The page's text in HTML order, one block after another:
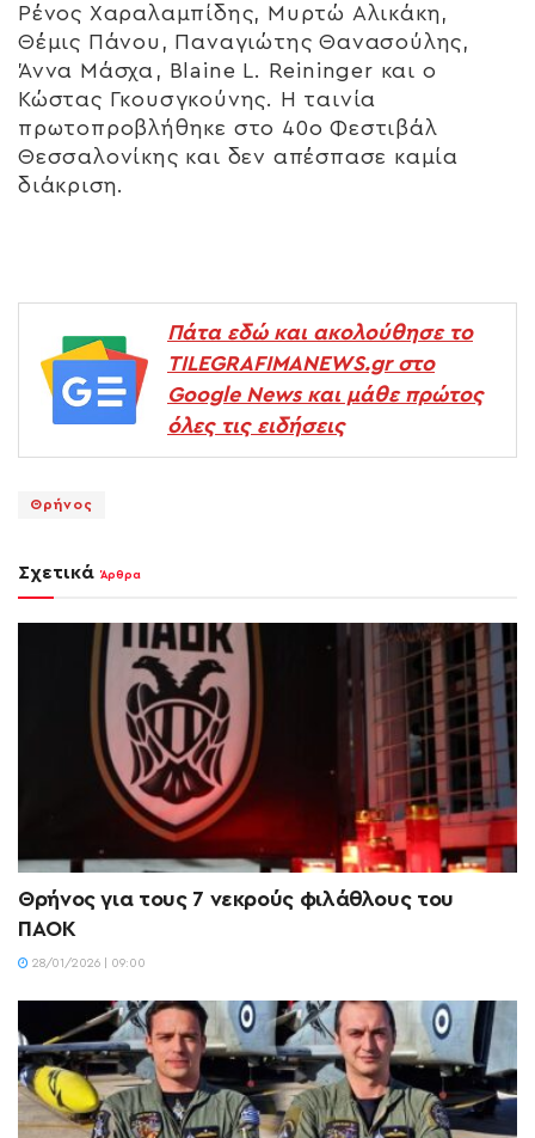
Ρένος Χαραλαμπίδης, Μυρτώ Αλικάκη,
Θέμις Πάνου, Παναγιώτης Θανασούλης,
Άννα Μάσχα, Blaine L. Reininger και ο
Κώστας Γκουσγκούνης. Η ταινία
πρωτοπροβλήθηκε στο 40ο Φεστιβάλ
Θεσσαλονίκης και δεν απέσπασε καμία
διάκριση.
Πάτα εδώ και ακολούθησε το
TILEGRAFIMANEWS.gr στο
Google News και μάθε πρώτος
όλες τις ειδήσεις
Θρήνος
Σχετικά Άρθρα
Θρήνος για τους 7 νεκρούς φιλάθλους του
ΠΑΟΚ
28/01/2026 | 09:00